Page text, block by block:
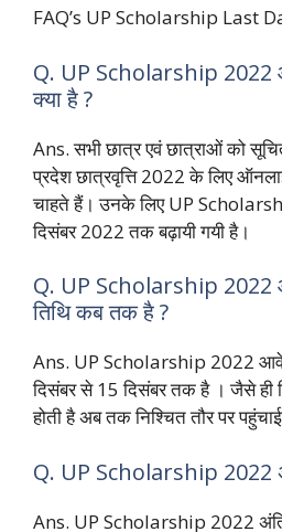
FAQ’s UP Scholarship Last
Q. UP Scholarship 2022
क्या है ?
Ans. सभी छात्र एवं छात्राओं को
प्रदेश छात्रवृत्ति 2022 के लिए
चाहते हैं। उनके लिए UP
दिसंबर 2022 तक बढ़ायी गयी है।
Q. UP Scholarship 2022
तिथि कब तक है ?
Ans. UP Scholarship 2022
दिसंबर से 15 दिसंबर तक है । जैसे ही
होती है अब तक निश्चित तौर पर
Q. UP Scholarship 2022
Ans. UP Scholarship 2022